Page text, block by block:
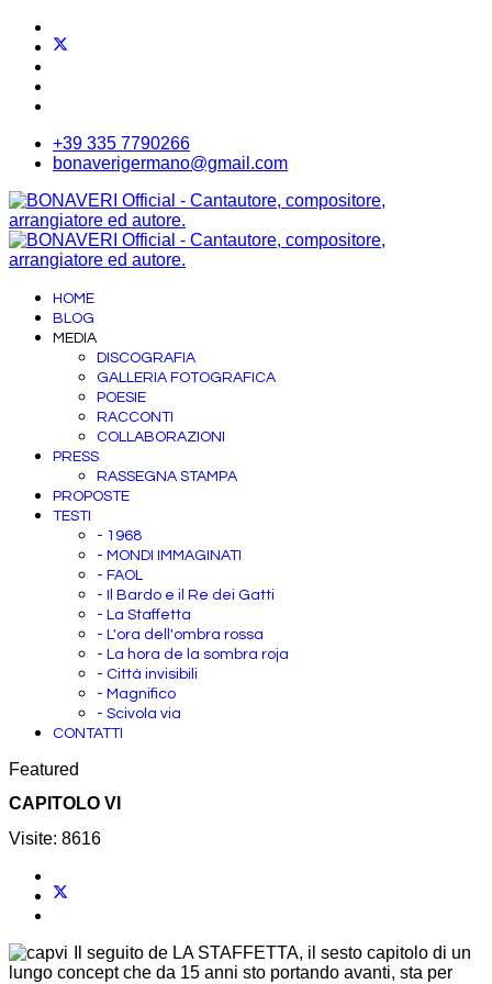
+39 335 7790266
HOME
BLOG
MEDIA
DISCOGRAFIA
GALLERIA FOTOGRAFICA
POESIE
RACCONTI
COLLABORAZIONI
PRESS
RASSEGNA STAMPA
PROPOSTE
TESTI
- 1968
- MONDI IMMAGINATI
- FAOL
- Il Bardo e il Re dei Gatti
- La Staffetta
- L'ora dell'ombra rossa
- Magnifico
CONTATTI
Featured
CAPITOLO VI
Visite: 8616